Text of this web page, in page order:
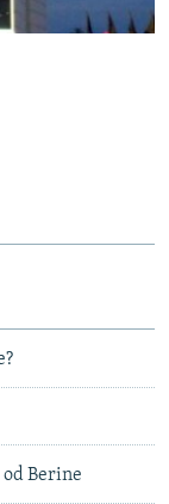
Berine